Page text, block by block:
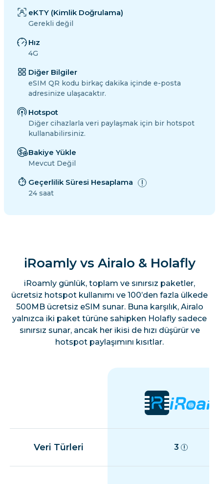
eKTY (Kimlik Doğrulama)
Gerekli değil
Hız
4G
Diğer Bilgiler
eSIM QR kodu birkaç dakika içinde e-posta
adresinize ulaşacaktır.
Hotspot
Diğer cihazlarla veri paylaşmak için bir hotspot
kullanabilirsiniz.
Bakiye Yükle
Mevcut Değil
Geçerlilik Süresi Hesaplama
24 saat
iRoamly vs Airalo & Holafly
iRoamly günlük, toplam ve sınırsız paketler,
ücretsiz hotspot kullanımı ve 100’den fazla ülkede
500MB ücretsiz eSIM sunar. Buna karşılık, Airalo
yalnızca iki paket türüne sahipken Holafly sadece
sınırsız sunar, ancak her ikisi de hızı düşürür ve
hotspot paylaşımını kısıtlar.
Veri Türleri 3